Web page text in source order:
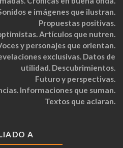
e imágenes que ilustran.
Propuestas positivas.
Artículos que nutren.
y personajes que orientan.
exclusivas. Datos de
utilidad. Descubrimientos.
Futuro y perspectivas.
Informaciones que suman.
Textos que aclaran.
A